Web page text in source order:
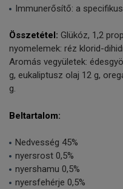
Immunerősítő: a
Összetétel: Glükóz, 1,2
nyomelemek: réz klorid-
Aromás vegyületek:
g, eukaliptusz olaj 12 g,
g.
Beltartalom:
Nedvesség 45%
nyersrost 0,5%
nyershamu 0,5%
nyersfehérje 0,5%